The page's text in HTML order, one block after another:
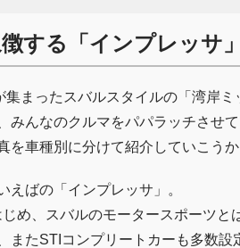
する「インプレッサ
まったスバルスタイルの「湾岸ミ
みんなのクルマをパパラッチさせて
を車種別に分けて紹介していこうか
えばの「インプレッサ」。
め、スバルのモータースポーツと
またSTIコンプリートカーも多数設